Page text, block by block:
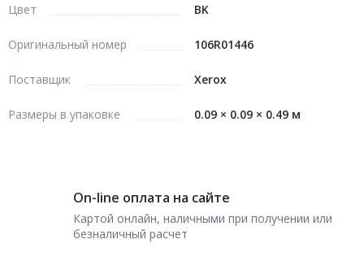
Цвет BK
Оригинальный номер 106R01446
Поставщик Xerox
Размеры в упаковке 0.09 × 0.09 × 0.49 м
On-line оплата на сайте
Картой онлайн, наличными при получении или
безналичный расчет